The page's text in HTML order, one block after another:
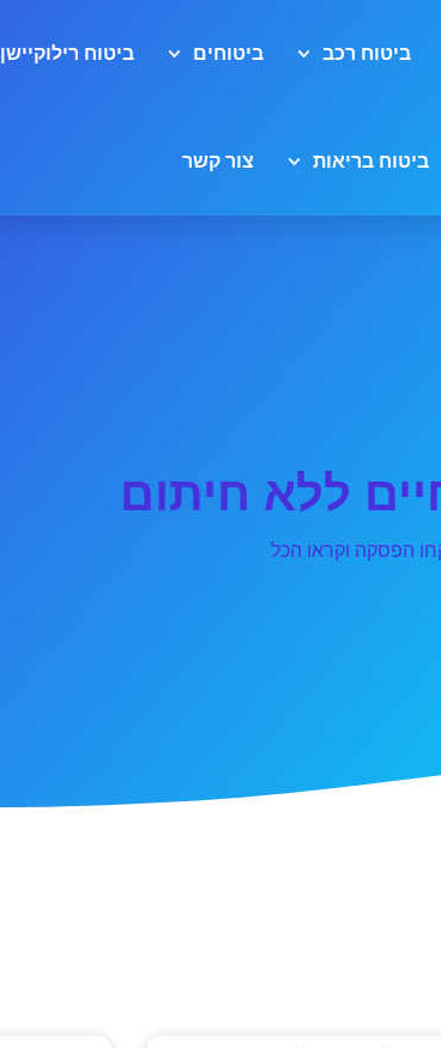
ביטוח רכב ביטוחים ביטוח רילוקיישן
ביטוח בריאות צור קשר
ללא חיתום
הפסקה וקראו הכל